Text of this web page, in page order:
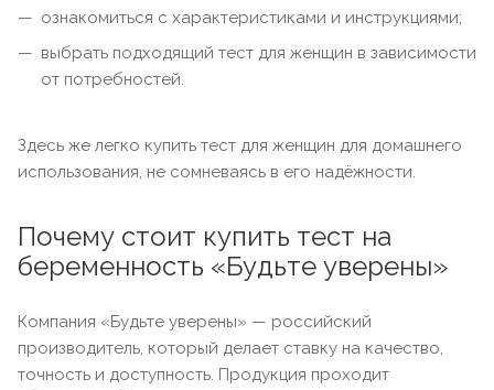
ознакомиться с характеристиками и инструкциями;
выбрать подходящий тест для женщин в зависимости
от потребностей.
Здесь же легко купить тест для женщин для домашнего
использования, не сомневаясь в его надёжности.
Почему стоит купить тест на
беременность «Будьте уверены»
Компания «Будьте уверены» — российский
производитель, который делает ставку на качество,
точность и доступность. Продукция проходит